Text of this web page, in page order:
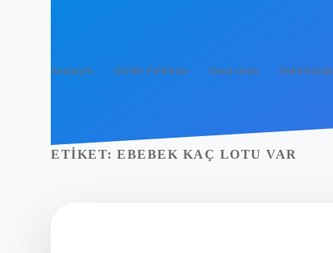
Anasayfa Gizlilik Politikası Yasal Uyarı Hakkımızda
ETIKET: EBEBEK KAÇ LOTU VAR